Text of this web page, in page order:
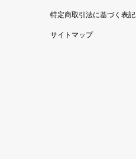
特定商取引法に基づく表記
サイトマップ